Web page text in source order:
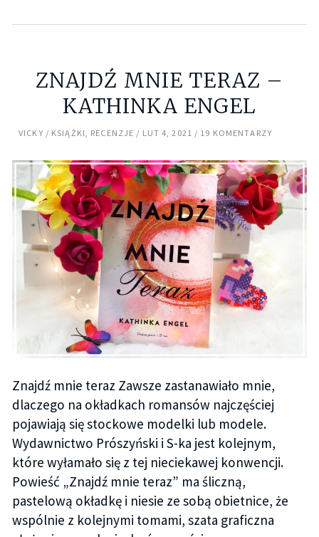
ZNAJDŹ MNIE TERAZ –
KATHINKA ENGEL
VICKY KSIĄŻKI RECENZJE LUT 4, 2021 19 KOMENTARZY
Znajdź mnie teraz Zawsze zastanawiało mnie,
dlaczego na okładkach romansów najczęściej
pojawiają się stockowe modelki lub modele.
Wydawnictwo Prószyński i S-ka jest kolejnym,
które wyłamało się z tej nieciekawej konwencji.
Powieść „Znajdź mnie teraz” ma śliczną,
pastelową okładkę i niesie ze sobą obietnice, że
wspólnie z kolejnymi tomami, szata graficzna